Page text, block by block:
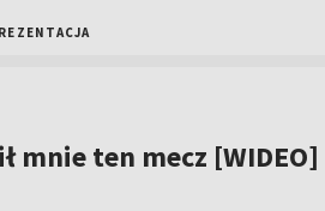
mnie ten mecz [WIDEO]